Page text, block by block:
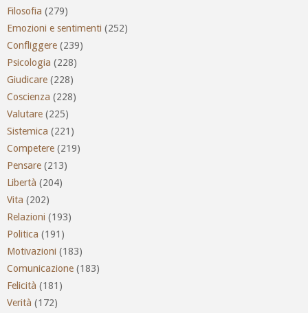
Filosofia (279)
Emozioni e sentimenti (252)
Confliggere (239)
Psicologia (228)
Giudicare (228)
Coscienza (228)
Valutare (225)
Sistemica (221)
Competere (219)
Pensare (213)
Libertà (204)
Vita (202)
Relazioni (193)
Politica (191)
Motivazioni (183)
Comunicazione (183)
Felicità (181)
Verità (172)